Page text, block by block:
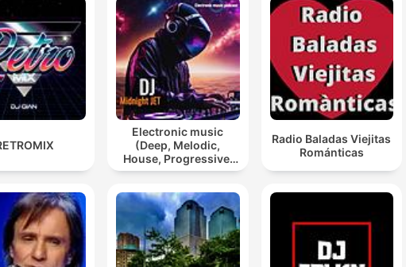
Electronic music
(Deep, Melodic,
House, Progressive,
Psy, Trance)
Radio Baladas Viejitas
Románticas